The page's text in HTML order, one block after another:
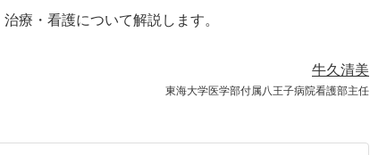
療・看護について解説します。
牛久清美
東海大学医学部付属八王子病院看護部主任